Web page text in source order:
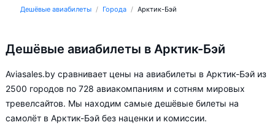
Дешёвые авиабилеты Города Арктик-Бэй
Дешёвые авиабилеты в Арктик-Бэй
Aviasales.by сравнивает цены на авиабилеты в Арктик-Бэй из
2500 городов по 728 авиакомпаниям и сотням мировых
тревелсайтов. Мы находим самые дешёвые билеты на
самолёт в Арктик-Бэй без наценки и комиссии.